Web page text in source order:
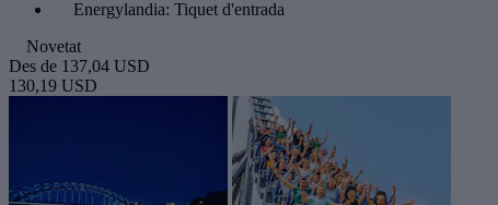
Energylandia: Tiquet d'entrada
Novetat
Des de 137,04 USD
130,19 USD